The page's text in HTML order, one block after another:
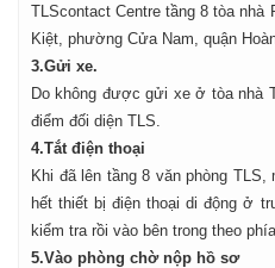
TLScontact Centre tầng 8 tòa
Kiệt, phường Cửa Nam, quận
3.Gửi xe.
Do không được gửi xe ở tòa nhà
điểm đối diện TLS.
4.Tắt điện thoại
Khi đã lên tầng 8 văn phòng
hết thiết bị điện thoại di động ở
kiểm tra rồi vào bên trong theo
5.Vào phòng chờ nộp hồ sơ